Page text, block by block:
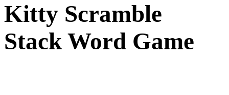
Kitty Scramble
Stack Word Game